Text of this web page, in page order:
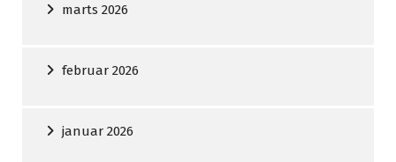
marts 2026
februar 2026
januar 2026